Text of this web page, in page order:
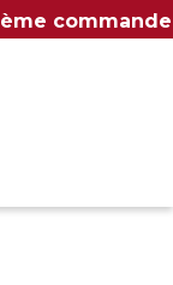
commande